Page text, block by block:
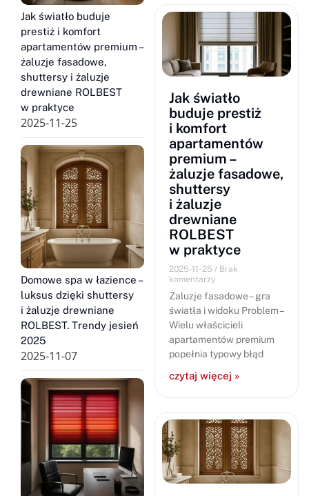
Jak światło buduje
prestiż i komfort
apartamentów premium –
żaluzje fasadowe,
shuttersy i żaluzje
drewniane ROLBEST
w praktyce
2025-11-25
Domowe spa w łazience –
luksus dzięki shuttersy
i żaluzje drewniane
ROLBEST. Trendy jesień
2025
2025-11-07
Jak światło
buduje prestiż
i komfort
apartamentów
premium –
żaluzje fasadowe,
shuttersy
i żaluzje
drewniane
ROLBEST
w praktyce
2025-11-25
Brak
komentarzy
Żaluzje fasadowe – gra
światła i widoku Problem –
Wielu właścicieli
apartamentów premium
popełnia typowy błąd
czytaj więcej »